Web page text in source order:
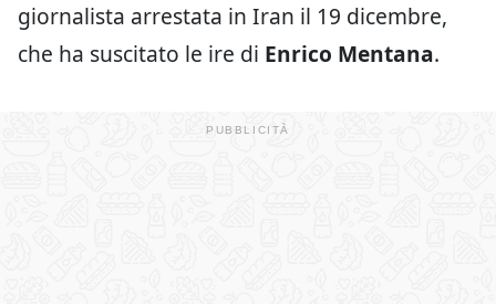
giornalista arrestata in Iran il 19 dicembre,
che ha suscitato le ire di Enrico Mentana.